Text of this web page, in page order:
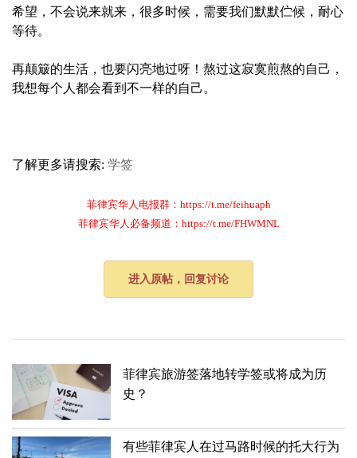
希望，不会说来就来，很多时候，需要我们默默伫候，耐心
等待。
再颠簸的生活，也要闪亮地过呀！熬过这寂寞煎熬的自己，
我想每个人都会看到不一样的自己。
了解更多请搜索: 学签
菲律宾华人电报群：https://t.me/feihuaph
菲律宾华人必备频道：https://t.me/FHWMNL
进入原帖，回复讨论
菲律宾旅游签落地转学签或将成为历
史？
有些菲律宾人在过马路时候的托大行为